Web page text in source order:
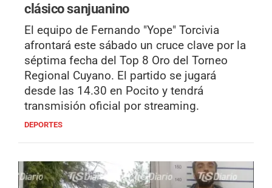
clásico sanjuanino
El equipo de Fernando "Yope" Torcivia
afrontará este sábado un cruce clave por la
séptima fecha del Top 8 Oro del Torneo
Regional Cuyano. El partido se jugará
desde las 14.30 en Pocito y tendrá
transmisión oficial por streaming.
DEPORTES